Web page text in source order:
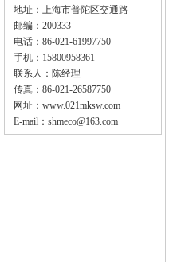
地址：上海市普陀区交通路
邮编：200333
电话：86-021-61997750
手机：15800958361
联系人：陈经理
传真：86-021-26587750
网址： www.021mksw.com
E-mail： shmeco@163.com